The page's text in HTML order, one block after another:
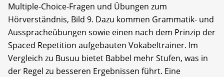
Multiple-Choice-Fragen und Übungen zum
Hörverständnis, Bild 9. Dazu kommen Grammatik- und
Ausspracheübungen sowie einen nach dem Prinzip der
Spaced Repetition aufgebauten Vokabeltrainer. Im
Vergleich zu Busuu bietet Babbel mehr Stufen, was in
der Regel zu besseren Ergebnissen führt. Eine